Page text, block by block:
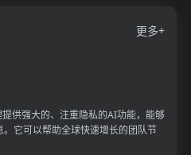
更多+
供强大的、注重隐私的AI功能，能够
它可以帮助全球快速增长的团队节